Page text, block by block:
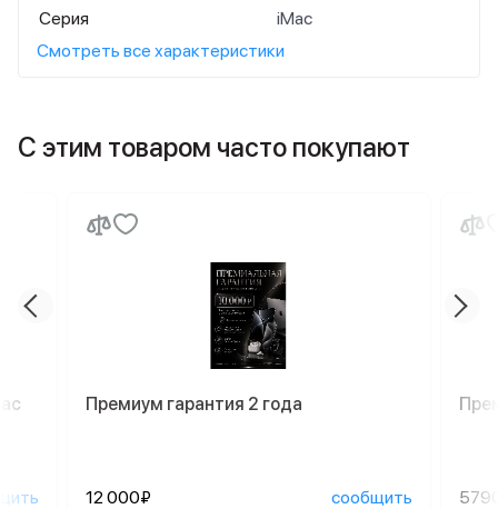
Серия
iMac
Смотреть все характеристики
С этим товаром часто покупают
Премиум гарантия 2 года
12 000₽ сообщить